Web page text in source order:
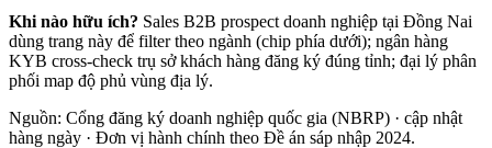
Khi nào hữu ích? Sales B2B prospect doanh nghiệp tại Đồng Nai
dùng trang này để filter theo ngành (chip phía dưới); ngân hàng
KYB cross-check trụ sở khách hàng đăng ký đúng tỉnh; đại lý phân
phối map độ phủ vùng địa lý.
Nguồn: Cổng đăng ký doanh nghiệp quốc gia (NBRP) · cập nhật
hàng ngày · Đơn vị hành chính theo Đề án sáp nhập 2024.